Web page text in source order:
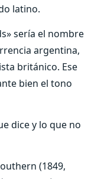
latino.
sería el nombre
argentina,
británico. Ese
bien el tono
dice y lo que no
(1849,